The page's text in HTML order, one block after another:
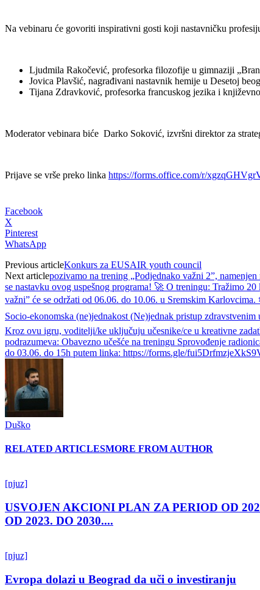
Na vebinaru će govoriti inspirativni gosti koji nastavničku
Ljudmila Rakočević, profesorka filozofije u gimnaziji
Jovica Plavšić, nagrađivani nastavnik hemije u Desetoj
Tijana Zdravković, profesorka francuskog jezika i
Moderator vebinara biće Darko Soković, izvršni direktor za
Prijave se vrše preko linka https://forms.office.com/r/
Facebook
X
Pinterest
WhatsApp
Previous articleKonkurs za EUSAIR youth council
Next articlepozivamo na trening „Podjednako važni 2”,
se nastavku ovog uspešnog programa! 🚀 O treningu: Tražimo
važni” će se održati od 06.06. do 10.06. u Sremskim
Socio-ekonomska (ne)jednakost (Ne)jednak pristup
Kroz ovu igru, voditelji/ke uključuju učesnike/ce u kreativne
podrazumeva: Obavezno učešće na treningu Sprovođenje
do 03.06. do 15h putem linka: https://forms.gle/
Duško
RELATED ARTICLESMORE FROM AUTHOR
[njuz]
USVOJEN AKCIONI PLAN ZA PERIOD OD
OD 2023. DO 2030....
[njuz]
Evropa dolazi u Beograd da uči o investiranju